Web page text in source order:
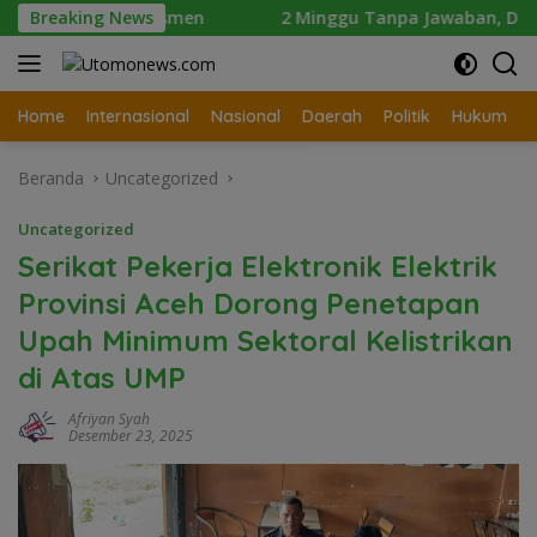
Langsung
ke
konten
Breaking News2 Minggu Tanpa Jawaban, DPD Mosi Sumut
Home Internasional Nasional Daerah Politik Hukum
Beranda Uncategorized
Uncategorized
Serikat Pekerja Elektronik Elektrik
Provinsi Aceh Dorong Penetapan
Upah Minimum Sektoral Kelistrikan
di Atas UMP
Afriyan Syah
Desember 23, 2025